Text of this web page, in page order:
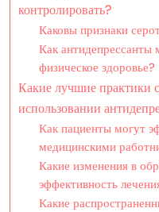
контролировать?
Каковы признаки
Как антидепрессанты
физическое здоровье?
Какие лучшие практики
использовании
Как пациенты могут
медицинскими
Какие изменения в
эффективность
Какие